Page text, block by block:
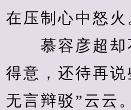
在压制心中怒火
慕容彦超却
得意，还待再
无言辩驳”云云。